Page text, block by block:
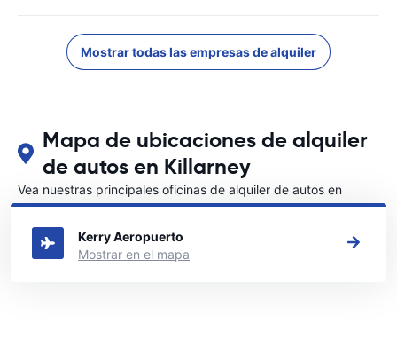
Mostrar todas las empresas de alquiler
Mapa de ubicaciones de alquiler
de autos en Killarney
Vea nuestras principales oficinas de alquiler de autos en
Killarney
Kerry Aeropuerto
Mostrar en el mapa